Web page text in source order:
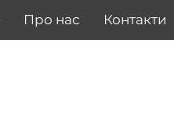
Про нас Контакти